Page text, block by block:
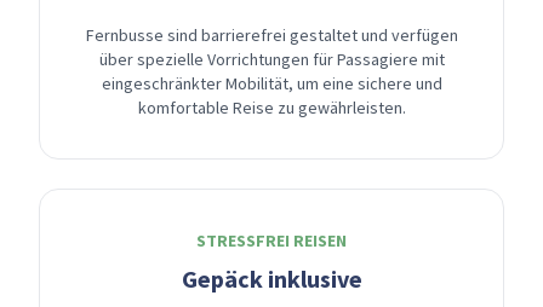
Fernbusse sind barrierefrei gestaltet und verfügen
über spezielle Vorrichtungen für Passagiere mit
eingeschränkter Mobilität, um eine sichere und
komfortable Reise zu gewährleisten.
STRESSFREI REISEN
Gepäck inklusive